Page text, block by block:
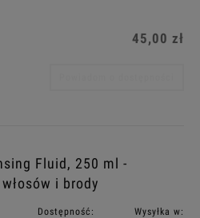
45,00 zł
Fluid, 250 ml -
i brody
Dostępność: Wysyłka w: